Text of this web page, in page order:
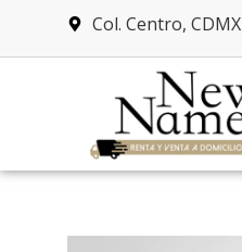
Col. Centro, CDMX